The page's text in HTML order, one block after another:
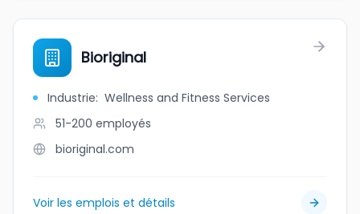
Bioriginal
Industrie: Wellness and Fitness Services
51-200 employés
bioriginal.com
Voir les emplois et détails